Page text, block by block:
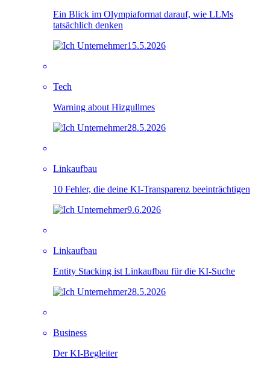
Ein Blick im Olympiaformat darauf, wie LLMs
tatsächlich denken
15.5.2026
Tech
Warning about Hizgullmes
28.5.2026
Linkaufbau
10 Fehler, die deine KI-Transparenz beeinträchtigen
9.6.2026
Linkaufbau
Entity Stacking ist Linkaufbau für die KI-Suche
28.5.2026
Business
Der KI-Begleiter